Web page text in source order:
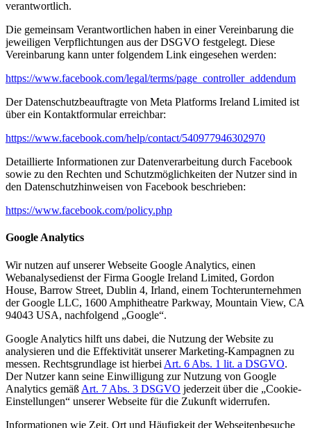
verantwortlich.
Die gemeinsam Verantwortlichen haben in einer Vereinbarung die
jeweiligen Verpflichtungen aus der DSGVO festgelegt. Diese
Vereinbarung kann unter folgendem Link eingesehen werden:
https://www.facebook.com/legal/terms/page_controller_addendum
Der Datenschutzbeauftragte von Meta Platforms Ireland Limited ist
über ein Kontaktformular erreichbar:
https://www.facebook.com/help/contact/540977946302970
Detaillierte Informationen zur Datenverarbeitung durch Facebook
sowie zu den Rechten und Schutzmöglichkeiten der Nutzer sind in
den Datenschutzhinweisen von Facebook beschrieben:
https://www.facebook.com/policy.php
Google Analytics
Wir nutzen auf unserer Webseite Google Analytics, einen
Webanalysedienst der Firma Google Ireland Limited, Gordon
House, Barrow Street, Dublin 4, Irland, einem Tochterunternehmen
der Google LLC, 1600 Amphitheatre Parkway, Mountain View, CA
94043 USA, nachfolgend „Google“.
Google Analytics hilft uns dabei, die Nutzung der Website zu
analysieren und die Effektivität unserer Marketing-Kampagnen zu
messen. Rechtsgrundlage ist hierbei Art. 6 Abs. 1 lit. a DSGVO.
Der Nutzer kann seine Einwilligung zur Nutzung von Google
Analytics gemäß Art. 7 Abs. 3 DSGVO jederzeit über die „Cookie-
Einstellungen“ unserer Webseite für die Zukunft widerrufen.
Informationen wie Zeit, Ort und Häufigkeit der Webseitenbesuche